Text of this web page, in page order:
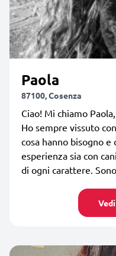
Paola
87100, Cosenza
Ciao! Mi chiamo
Ho sempre vissuto
cosa hanno bisogno
esperienza sia con
di ogni carattere. Sono